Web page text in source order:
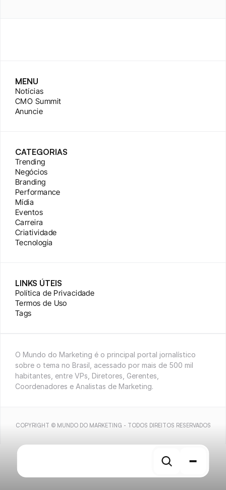
MENU
Notícias
CMO Summit
Anuncie
CATEGORIAS
Trending
Negócios
Branding
Performance
Mídia
Eventos
Carreira
Criatividade
Tecnologia
LINKS ÚTEIS
Política de Privacidade
Termos de Uso
Tags
O Mundo do Marketing é o principal portal jornalístico
sobre o tema no Brasil, acessado por mais de 500 mil
habitantes, entre VPs, Diretores, Gerentes,
Coordenadores e Analistas de Marketing.
COPYRIGHT © MUNDO DO MARKETING - TODOS DIREITOS RESERVADOS